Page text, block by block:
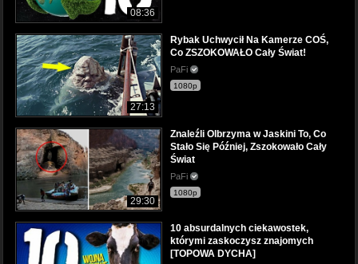
08:36
27:13
Rybak Uchwycił Na Kamerze COŚ,
Co ZSZOKOWAŁO Cały Świat!
PaFi
1080p
29:30
Znaleźli Olbrzyma w Jaskini To, Co
Stało Się Później, Zszokowało Cały
Świat
PaFi
1080p
10 absurdalnych ciekawostek,
którymi zaskoczysz znajomych
[TOPOWA DYCHA]